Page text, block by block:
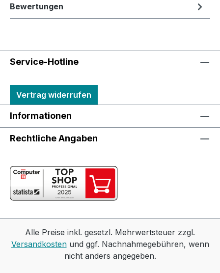
Bewertungen
Service-Hotline
Vertrag widerrufen
Informationen
Rechtliche Angaben
Alle Preise inkl. gesetzl. Mehrwertsteuer zzgl.
Versandkostenund ggf. Nachnahmegebühren, wenn
nicht anders angegeben.